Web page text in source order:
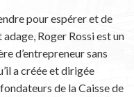
pour espérer et de
Roger Rossi est un
d’entrepreneur sans
a créée et dirigée
de la Caisse de